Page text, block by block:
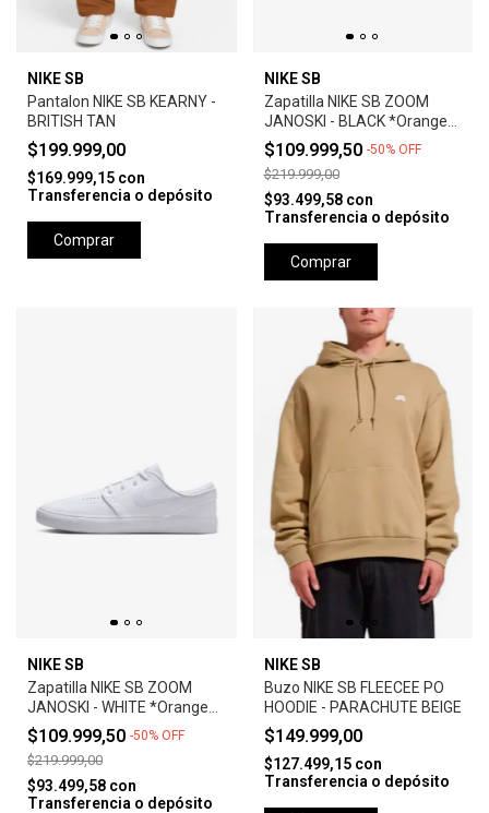
NIKE SB
Pantalon NIKE SB KEARNY -
BRITISH TAN
$199.999,00
$169.999,15 con
Transferencia o depósito
Comprar
NIKE SB
Zapatilla NIKE SB ZOOM
JANOSKI - BLACK *Orange
Label*
$109.999,50 -50% OFF
$219.999,00
$93.499,58 con
Transferencia o depósito
Comprar
NIKE SB
Zapatilla NIKE SB ZOOM
JANOSKI - WHITE *Orange
Label*
$109.999,50 -50% OFF
$219.999,00
$93.499,58 con
Transferencia o depósito
NIKE SB
Buzo NIKE SB FLEECEE PO
HOODIE - PARACHUTE BEIGE
$149.999,00
$127.499,15 con
Transferencia o depósito